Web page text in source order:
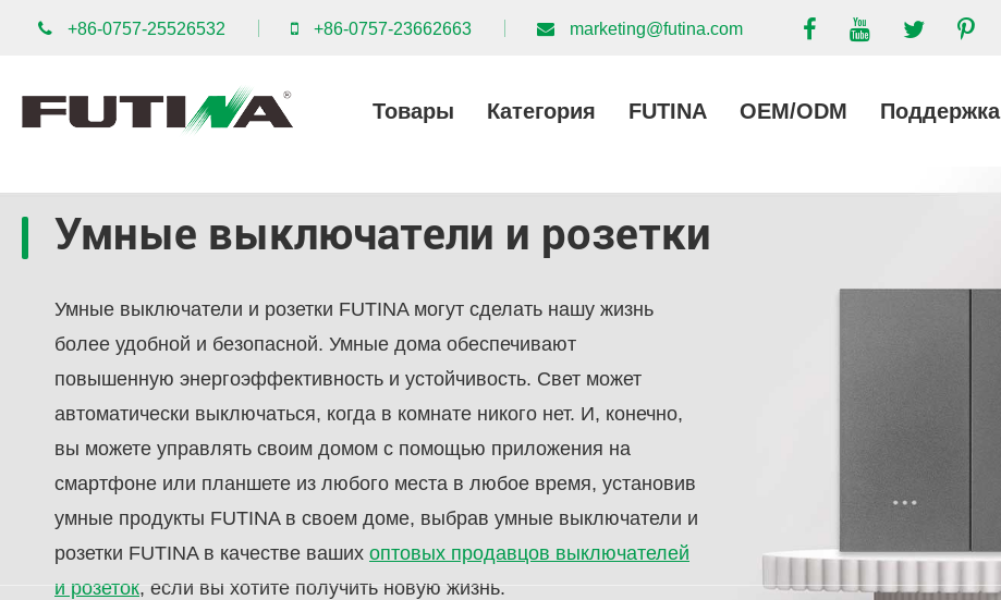
+86-0757-25526532 +86-0757-23662663 marketing@futina.com
Товары Категория FUTINA OEM/ODM Поддержка
Умные выключатели и розетки
Умные выключатели и розетки FUTINA могут сделать нашу жизнь
более удобной и безопасной. Умные дома обеспечивают
повышенную энергоэффективность и устойчивость. Свет может
автоматически выключаться, когда в комнате никого нет. И, конечно,
вы можете управлять своим домом с помощью приложения на
смартфоне или планшете из любого места в любое время, установив
умные продукты FUTINA в своем доме, выбрав умные выключатели и
розетки FUTINA в качестве ваших оптовых продавцов выключателей
и розеток, если вы хотите получить новую жизнь.